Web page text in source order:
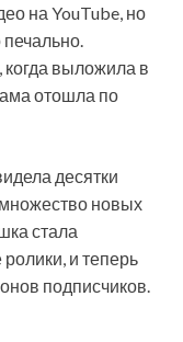
на YouTube, но
выложила в
отошла по
десятки
новых
стала
и теперь
подписчиков.